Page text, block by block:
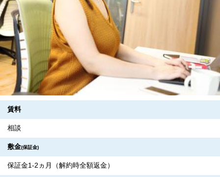
賃料
相談
敷金(保証金)
保証金1-2ヵ月（解約時全額返金）